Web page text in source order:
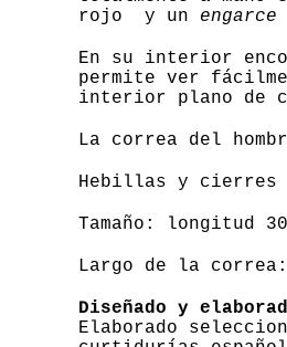
rojo y un
En su interior
permite ver
interior plano de
La correa del
Hebillas y cierres
Tamaño: longitud
Largo de la correa:
Diseñado y
Elaborado